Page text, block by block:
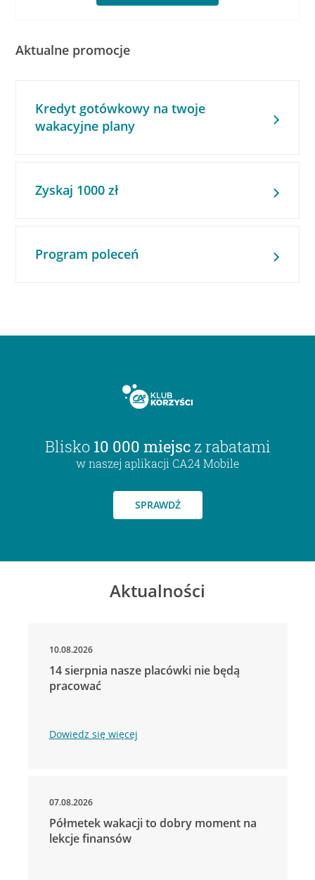
Aktualne promocje
Kredyt gotówkowy na twoje
wakacyjne plany
Zyskaj 1000 zł
Program poleceń
Blisko 10 000 miejsc z rabatami
w naszej aplikacji CA24 Mobile
SPRAWDŹ
Aktualności
10.08.2026
14 sierpnia nasze placówki nie będą
pracować
Dowiedz się więcej
07.08.2026
Półmetek wakacji to dobry moment na
lekcje finansów